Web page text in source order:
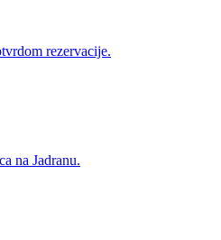
rezervacije.
na Jadranu.